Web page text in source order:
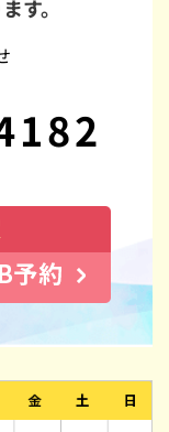
す。